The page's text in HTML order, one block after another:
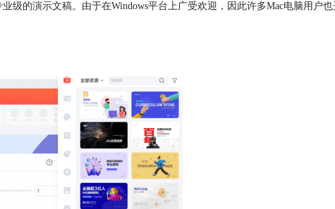
级的演示文稿。由于在Windows平台上广受欢迎，因此许多Mac电脑用户